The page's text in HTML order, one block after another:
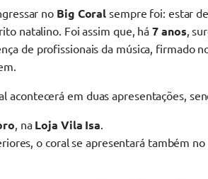
no Big Coralsempre foi: estar
natalino. Foi assim que, há7 anos,
de profissionais da música, firmado
acontecerá em duas apresentações,
, na Loja Vila Isa.
o coral se apresentará também no